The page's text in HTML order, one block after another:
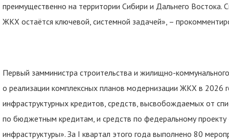
преимущественно на территории Сибири и Дальнего Востока.
ЖКХ остаётся ключевой, системной задачей», –
Первый замминистра строительства и жилищно-
о реализации комплексных планов модернизации ЖКХ в 2026
инфраструктурных кредитов, средств, высвобождаемых от
по бюджетным кредитам, и средств по федеральному
инфраструктуры». За I квартал этого года выполнено 80